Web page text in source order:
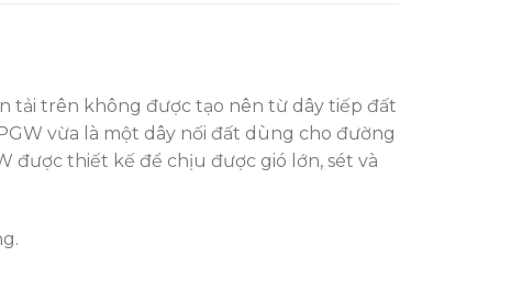
tải trên không được tạo nên từ dây tiếp đất
vừa là một dây nối đất dùng cho đường
được thiết kế để chịu được gió lớn, sét và